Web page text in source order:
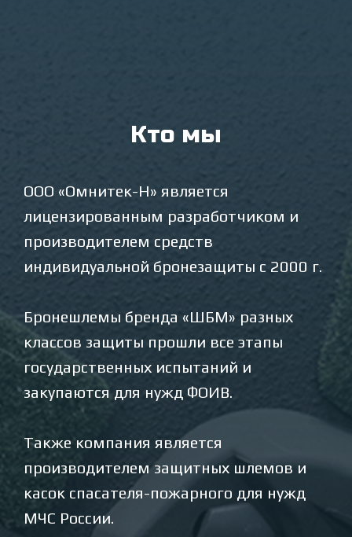
Кто мы
ООО «Омнитек-Н» является
лицензированным разработчиком и
производителем средств
индивидуальной бронезащиты с 2000 г.
Бронешлемы бренда «ШБМ» разных
классов защиты прошли все этапы
государственных испытаний и
закупаются для нужд ФОИВ.
Также компания является
производителем защитных шлемов и
касок спасателя-пожарного для нужд
МЧС России.